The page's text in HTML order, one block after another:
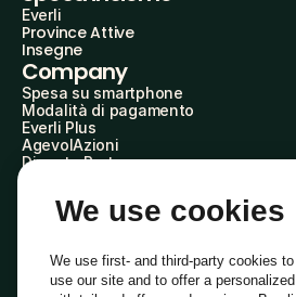
Everli
Province Attive
Insegne
Company
Spesa su smartphone
Modalità di pagamento
Everli Plus
AgevolAzioni
Diventa Partner
Everli Shoppers
About Us
Everli News
Domande frequenti
Lavora con noi
We use cookies
We use first- and third-party cookies
use our site and to offer a